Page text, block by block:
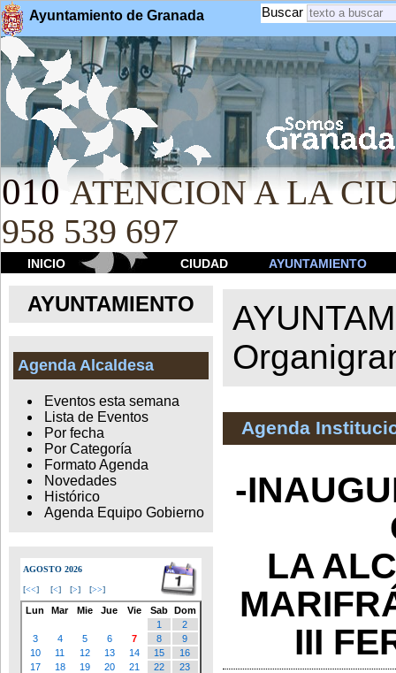
Ayuntamiento de Granada Buscar
010 ATENCION A LA
958 539 697
INICIO CIUDAD AYUNTAMIENTO
AYUNTAMIENTO
Agenda Alcaldesa
Eventos esta semana
Lista de Eventos
Por fecha
Por Categoría
Formato Agenda
Novedades
Histórico
Agenda Equipo Gobierno
AGOSTO 2026
[<<] [<] [>] [>>]
Lun Mar Mie Jue Vie Sab
Dom
1
2
3
4 5 6 7 8
9
10
11 12 13 14 15
16
17
18 19 20 21 22
23
Agenda
-
LA
III